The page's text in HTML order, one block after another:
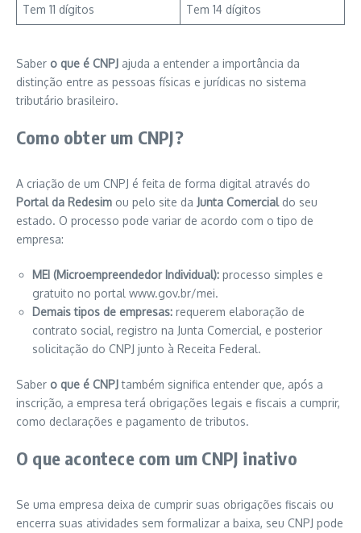
Tem 11 dígitos Tem 14 dígitos
Saber o que é CNPJ ajuda a entender a importância da
distinção entre as pessoas físicas e jurídicas no sistema
tributário brasileiro.
Como obter um CNPJ?
A criação de um CNPJ é feita de forma digital através do
Portal da Redesim ou pelo site da Junta Comercialdo seu
estado. O processo pode variar de acordo com o tipo de
empresa:
MEI (Microempreendedor Individual): processo simples e
gratuito no portal www.gov.br/mei.
Demais tipos de empresas: requerem elaboração de
contrato social, registro na Junta Comercial, e posterior
solicitação do CNPJ junto à Receita Federal.
Saber o que é CNPJtambém significa entender que, após a
inscrição, a empresa terá obrigações legais e fiscais a cumprir,
como declarações e pagamento de tributos.
O que acontece com um CNPJ inativo
Se uma empresa deixa de cumprir suas obrigações fiscais ou
encerra suas atividades sem formalizar a baixa, seu CNPJ pode